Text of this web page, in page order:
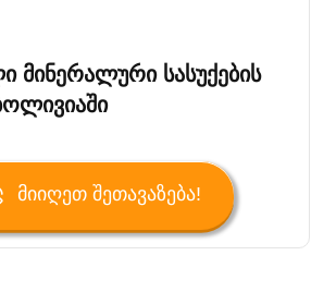
Მინერალური Სასუქების
Მიიღეთ Შეთავაზება!